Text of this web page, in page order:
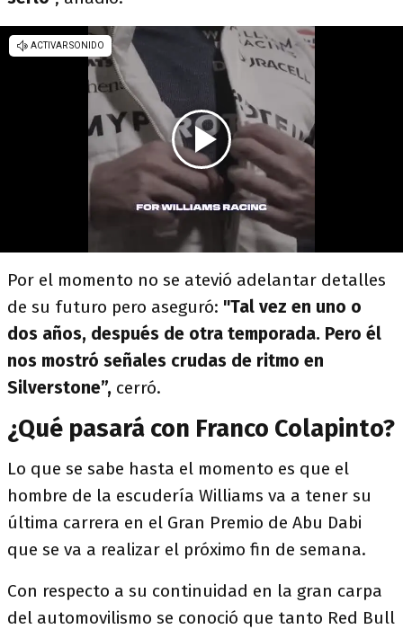
Por el momento no se atevió adelantar detalles
de su futuro pero aseguró: "Tal vez en uno o
dos años, después de otra temporada. Pero él
nos mostró señales crudas de ritmo en
Silverstone”, cerró.
¿Qué pasará con Franco Colapinto?
Lo que se sabe hasta el momento es que el
hombre de la escudería Williams va a tener su
última carrera en el Gran Premio de Abu Dabi
que se va a realizar el próximo fin de semana.
Con respecto a su continuidad en la gran carpa
del automovilismo se conoció que tanto Red Bull